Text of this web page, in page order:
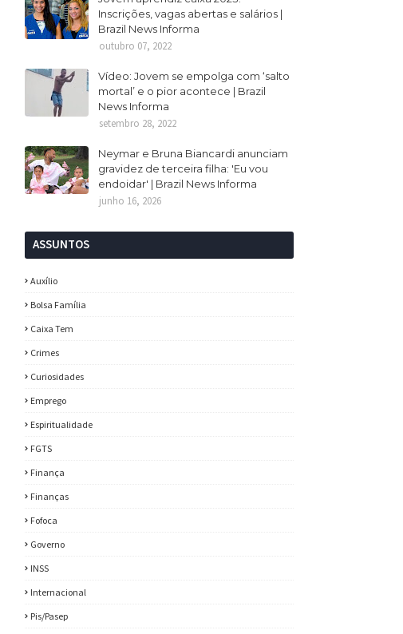
Inscrições, vagas abertas e salários |
Brazil News Informa
outubro 07, 2022
Vídeo: Jovem se empolga com ‘salto
mortal’ e o pior acontece | Brazil
News Informa
setembro 28, 2022
Neymar e Bruna Biancardi anunciam
gravidez de terceira filha: 'Eu vou
endoidar' | Brazil News Informa
junho 16, 2026
ASSUNTOS
Auxílio
Bolsa Família
Caixa Tem
Crimes
Curiosidades
Emprego
Espiritualidade
FGTS
Finança
Finanças
Fofoca
Governo
INSS
Internacional
Pis/Pasep